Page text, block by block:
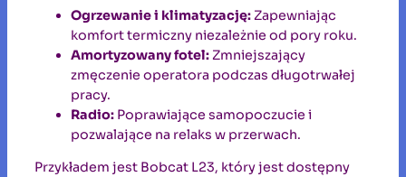
Ogrzewanie i klimatyzację:Zapewniając
komfort termiczny niezależnie od pory roku.
Amortyzowany fotel:Zmniejszający
zmęczenie operatora podczas długotrwałej
pracy.
Radio: Poprawiające samopoczucie i
pozwalające na relaks w przerwach.
Przykładem jest Bobcat L23, który jest dostępny